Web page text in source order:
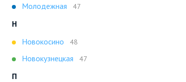
Молодежная 47
Н
Новокосино
48
Новокузнецкая 47
П